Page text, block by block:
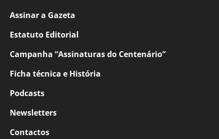
Assinar a Gazeta
Estatuto Editorial
Campanha “Assinaturas do Centenário”
Ficha técnica e História
Podcasts
Newsletters
Contactos